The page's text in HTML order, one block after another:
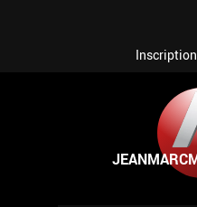
Inscription